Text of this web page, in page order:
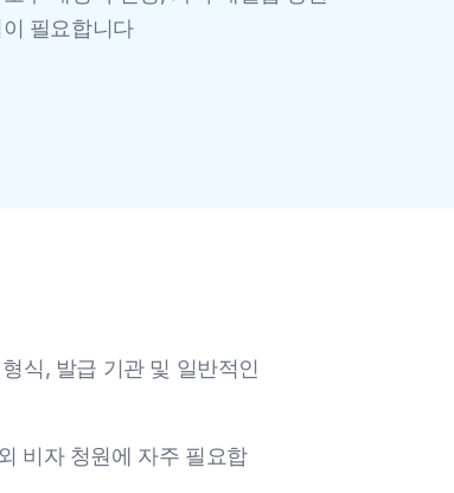
필요합니다
식, 발급 기관 및 일반적인
비자 청원에 자주 필요합